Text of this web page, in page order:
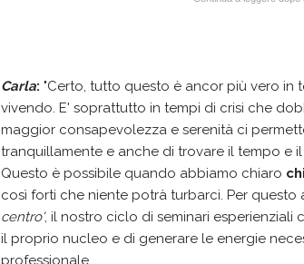
Carla: "Certo, tutto questo è ancor più vero in
vivendo. E' soprattutto in tempi di crisi che
maggior consapevolezza e serenità ci
tranquillamente e anche di trovare il tempo e
Questo è possibile quando abbiamo chiaro
così forti che niente potrà turbarci. Per questo
centro', il nostro ciclo di seminari
il proprio nucleo e di generare le energie
professionale.